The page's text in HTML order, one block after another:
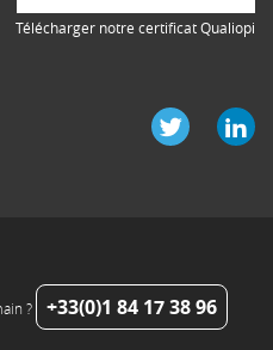
Télécharger notre certificat Qualiopi
? +33(0)1 84 17 38 96